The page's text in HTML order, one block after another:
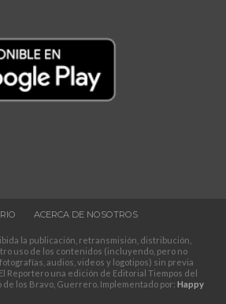
ACERCA DE NOSOTROS
la publicación, retransmisión, distribución,
uso de los contenidos (incluyendo, pero no
audios, videos y logotipos) sin previa
Reportero una edición de Editorial Tiempos del
de los Bravo, Guerrero. Implementado por: Happy